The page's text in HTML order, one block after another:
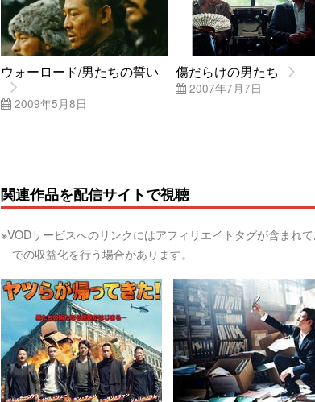
ウォーロード/男たちの誓い
2009年5月8日
傷だらけの男たち
2007年7月7日
関連作品を配信サイトで視聴
※VODサービスへのリンクにはアフィリエイトタグが含まれ
での収益化を行う場合があります。